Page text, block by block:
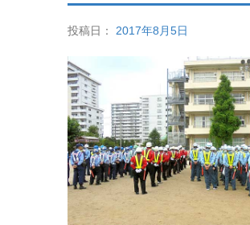
投稿日： 2017年8月5日